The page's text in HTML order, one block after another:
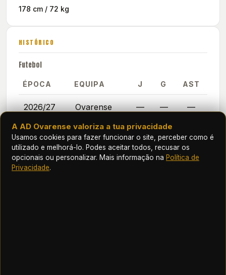
178 cm / 72 kg
HISTÓRICO
Futebol
ÉPOCA EQUIPA J G AST
2026/27 Ovarense — — —
2024/25 Ovarense 39 1
2023/24 Ovarense 36 0 0
A AD Ovarense valoriza a tua privacidade
Usamos cookies para fazer funcionar o site, perceber como é
utilizado e melhorá-lo. Podes aceitar todos, recusar os
opcionais ou personalizar. Mais informação na Política de
Privacidade.